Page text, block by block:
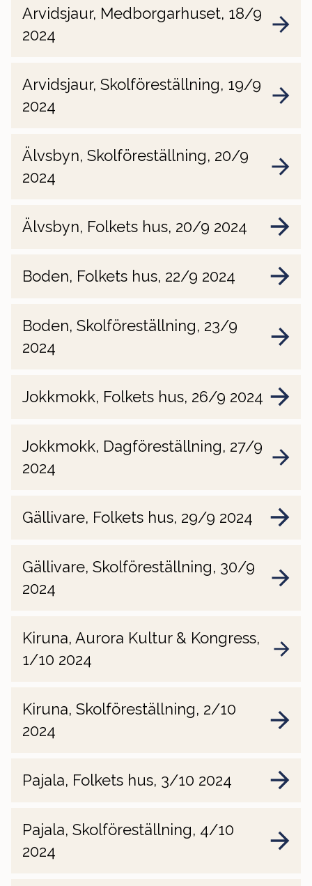
Arvidsjaur, Medborgarhuset, 18/9
2024
Arvidsjaur, Skolföreställning, 19/9
2024
Älvsbyn, Skolföreställning, 20/9
2024
Älvsbyn, Folkets hus, 20/9 2024
Boden, Folkets hus, 22/9 2024
Boden, Skolföreställning, 23/9
2024
Jokkmokk, Folkets hus, 26/9 2024
Jokkmokk, Dagföreställning, 27/9
2024
Gällivare, Folkets hus, 29/9 2024
Gällivare, Skolföreställning, 30/9
2024
Kiruna, Aurora Kultur & Kongress,
1/10 2024
Kiruna, Skolföreställning, 2/10
2024
Pajala, Folkets hus, 3/10 2024
Pajala, Skolföreställning, 4/10
2024